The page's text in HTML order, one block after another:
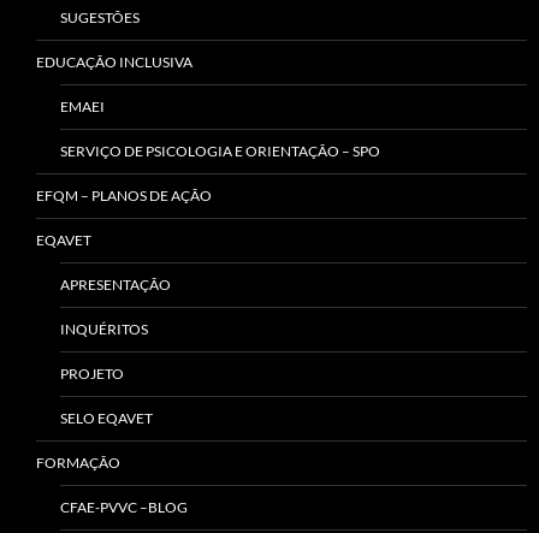
SUGESTÕES
EDUCAÇÃO INCLUSIVA
EMAEI
SERVIÇO DE PSICOLOGIA E ORIENTAÇÃO – SPO
EFQM – PLANOS DE AÇÃO
EQAVET
APRESENTAÇÃO
INQUÉRITOS
PROJETO
SELO EQAVET
FORMAÇÃO
CFAE-PVVC –BLOG